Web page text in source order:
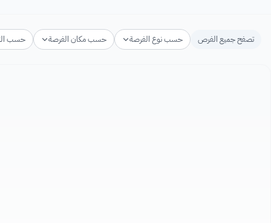
تصفح جميع الفرص حسب نوع الفرصة حسب مكان الفرصة حسب